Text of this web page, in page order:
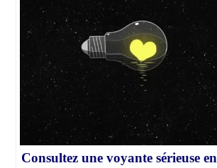
Consultez une voyante sérieuse en